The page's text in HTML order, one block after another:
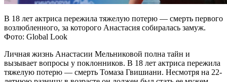
В 18 лет актриса пережила тяжелую потерю — смерть первого
возлюбленного, за которого Анастасия собиралась замуж.
Фото: Global Look
Личная жизнь Анастасии Мельниковой полна тайн и
вызывает вопросы у поклонников. В 18 лет актриса пережила
тяжелую потерю — смерть Томаза Гвишиани. Несмотря на 22-